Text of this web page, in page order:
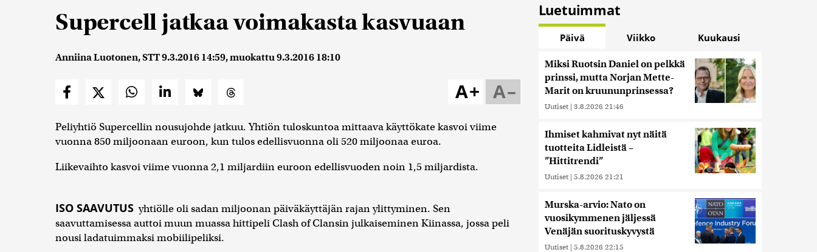
Supercell jatkaa voimakasta kasvuaan
Anniina Luotonen, STT9.3.2016 14:59, muokattu9.3.2016 18:10
A–
A+
Peliyhtiö Supercellin nousujohde jatkuu. Yhtiön tuloskuntoa mittaava käyttökate kasvoi viime
vuonna 850 miljoonaan euroon, kun tulos edellisvuonna oli 520 miljoonaa euroa.
Liikevaihto kasvoi viime vuonna 2,1 miljardiin euroon edellisvuoden noin 1,5 miljardista.
ISO SAAVUTUS yhtiölle oli sadan miljoonan päiväkäyttäjän rajan ylittyminen. Sen
saavuttamisessa auttoi muun muassa hittipeli Clash of Clansin julkaiseminen Kiinassa, jossa peli
nousi ladatuimmaksi mobiilipeliksi.
Luetuimmat
Päivä Viikko Kuukausi
Miksi Ruotsin Daniel on pelkkä
prinssi, mutta Norjan Mette-
Marit on kruununprinsessa?
Uutiset | 3.8.2026 21:46
Ihmiset kahmivat nyt näitä
tuotteita Lidleistä –
”Hittitrendi”
Uutiset | 5.8.2026 21:21
Murska-arvio: Nato on
vuosikymmenen jäljessä
Venäjän suorituskyvystä
Uutiset | 5.8.2026 22:15